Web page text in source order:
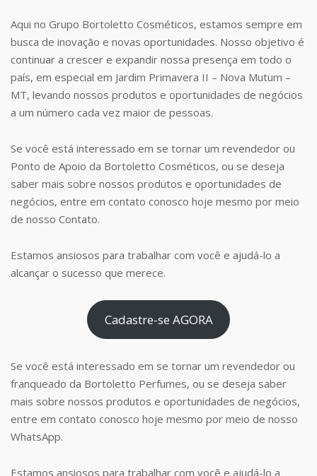
Aqui no Grupo Bortoletto Cosméticos, estamos sempre em
busca de inovação e novas oportunidades. Nosso objetivo é
continuar a crescer e expandir nossa presença em todo o
país, em especial em Jardim Primavera II – Nova Mutum –
MT, levando nossos produtos e oportunidades de negócios
a um número cada vez maior de pessoas.
Se você está interessado em se tornar um revendedor ou
Ponto de Apoio da Bortoletto Cosméticos, ou se deseja
saber mais sobre nossos produtos e oportunidades de
negócios, entre em contato conosco hoje mesmo por meio
de nosso Contato.
Estamos ansiosos para trabalhar com você e ajudá-lo a
alcançar o sucesso que merece.
Cadastre-se AGORA
Se você está interessado em se tornar um revendedor ou
franqueado da Bortoletto Perfumes, ou se deseja saber
mais sobre nossos produtos e oportunidades de negócios,
entre em contato conosco hoje mesmo por meio de nosso
WhatsApp.
Estamos ansiosos para trabalhar com você e ajudá-lo a